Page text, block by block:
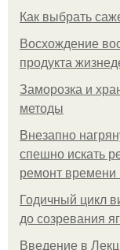
Как выбрать
Восхождение
продукта
Заморозка и
методы
Внезапно
спешно искать
ремонт времени
Годичный цикл
до созревания
Введение в